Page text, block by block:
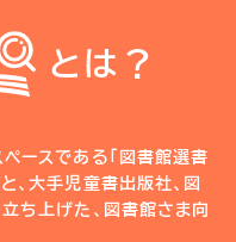
とは？
ースである「図書館選書
、大手児童書出版社、図
ち上げた、図書館さま向